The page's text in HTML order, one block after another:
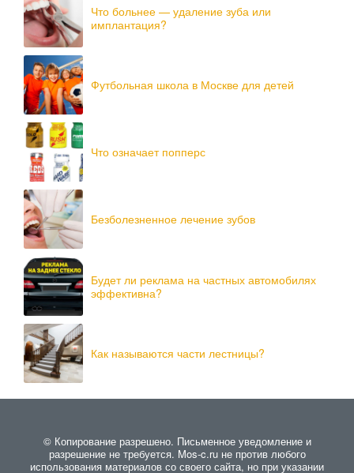
Что больнее — удаление зуба или
имплантация?
Футбольная школа в Москве для детей
Что означает попперс
Безболезненное лечение зубов
Будет ли реклама на частных автомобилях
эффективна?
Как называются части лестницы?
© Копирование разрешено. Письменное уведомление и
разрешение не требуется. Mos-c.ru не против любого
использования материалов со своего сайта, но при указании